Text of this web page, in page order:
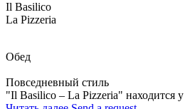
Il Basilico
La Pizzeria
Обед
Повседневный стиль
"Il Basilico – La Pizzeria" находится у